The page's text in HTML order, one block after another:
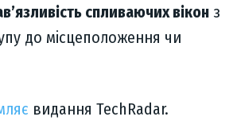
спливаючих вікон з
до місцеположення чи
видання TechRadar.